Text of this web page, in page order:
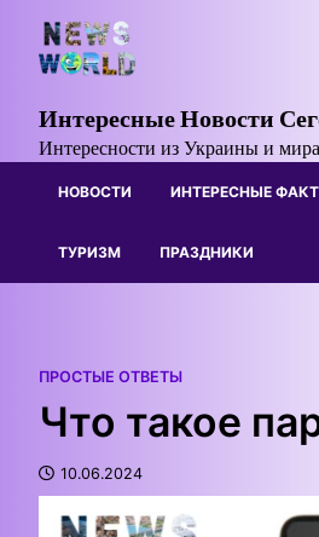
content
Интересные Новости
Интересности из Украины и мира
НОВОСТИ ИНТЕРЕСНЫЕ
ТУРИЗМ ПРАЗДНИКИ
ПРОСТЫЕ ОТВЕТЫ
Что такое
10.06.2024